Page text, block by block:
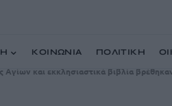
ΚΟΙΝΩΝΙΑ ΠΟΛΙΤΙΚΗ
Αγίων και εκκλησιαστικά βιβλία